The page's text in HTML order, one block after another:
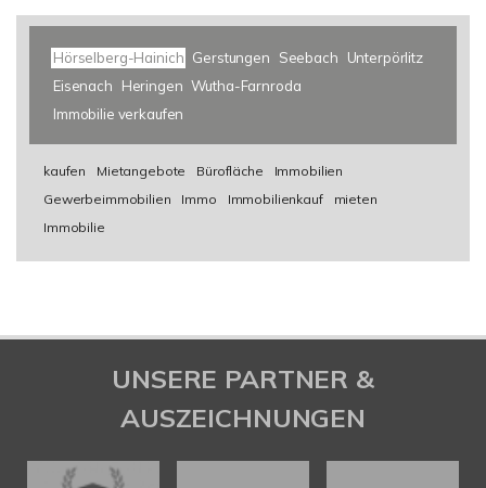
Hörselberg-Hainich Gerstungen Seebach
Unterpörlitz
Eisenach
Heringen Wutha-Farnroda
Immobilie verkaufen
kaufen Mietangebote Bürofläche
Immobilien
Gewerbeimmobilien
Immo Immobilienkauf
mieten
Immobilie
UNSERE PARTNER &
AUSZEICHNUNGEN